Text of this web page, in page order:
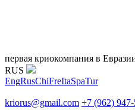
первая криокомпания в
RUS
EngRusChiFreItaSpaTur
kriorus@gmail.com +7 (962)